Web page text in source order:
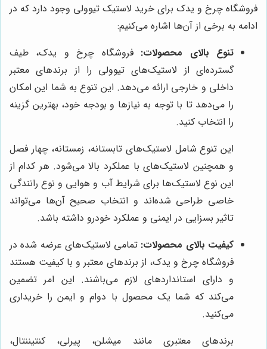
فروشگاه چرخ و یدک برای خرید لاستیک تیوولی وجود دارد که در
ادامه به برخی از آن‌ها اشاره می‌کنیم:
تنوع بالای محصولات: فروشگاه چرخ و یدک، طیف
گسترده‌ای از لاستیک‌های تیوولی را از برندهای معتبر
داخلی و خارجی ارائه می‌دهد. این تنوع به شما این امکان
را می‌دهد تا با توجه به نیازها و بودجه خود، بهترین گزینه
را انتخاب کنید.
این تنوع شامل لاستیک‌های تابستانه، زمستانه، چهار فصل
و همچنین لاستیک‌های با عملکرد بالا می‌شود. هر کدام از
این نوع لاستیک‌ها برای شرایط آب و هوایی و نوع رانندگی
خاصی طراحی شده‌اند و انتخاب صحیح آن‌ها می‌تواند
تاثیر بسزایی در ایمنی و عملکرد خودرو داشته باشد.
کیفیت بالای محصولات: تمامی لاستیک‌های عرضه شده در
فروشگاه چرخ و یدک، از برندهای معتبر و با کیفیت هستند
و دارای استانداردهای لازم می‌باشند. این امر تضمین
می‌کند که شما یک محصول با دوام و ایمن را خریداری
می‌کنید.
برندهای معتبری مانند میشلن، پیرلی، کنتیننتال،